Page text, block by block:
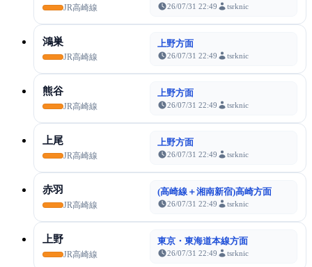
JR高崎線 26/07/31 22:49 tsrknic
鴻巣
JR高崎線
上野方面
26/07/31 22:49 tsrknic
熊谷
JR高崎線
上野方面
26/07/31 22:49 tsrknic
上尾
JR高崎線
上野方面
26/07/31 22:49 tsrknic
赤羽
JR高崎線
(高崎線＋湘南新宿)高崎方面
26/07/31 22:49 tsrknic
上野
JR高崎線
東京・東海道本線方面
26/07/31 22:49 tsrknic